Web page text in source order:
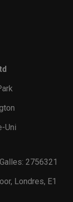
Uni
2756321
Londres, E1